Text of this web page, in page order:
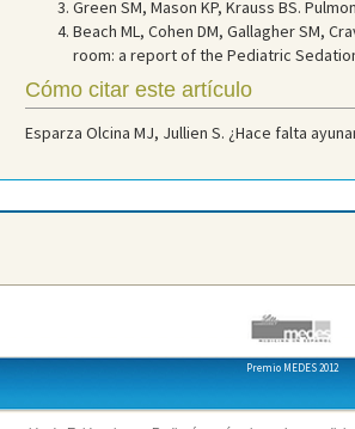
Green SM, Mason KP, Krauss BS.
Beach ML, Cohen DM, Gallagher SM,
room: a report of the Pediatric
Cómo citar este artículo
Esparza Olcina MJ, Jullien S. ¿Hace falta
Premio MEDES 2012